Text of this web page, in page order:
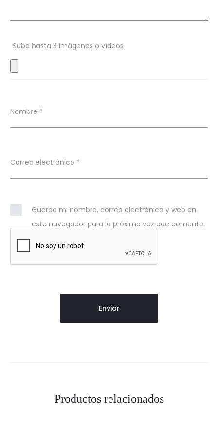
n
T
h
h
o
s
a
n
d
S
u
Sube hasta 3 imágenes o vídeos
Nombre *
Correo electrónico *
Guarda mi nombre, correo electrónico y web en
este navegador para la próxima vez que comente.
Productos relacionados